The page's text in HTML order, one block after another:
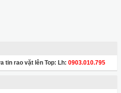
tin rao vặt lên Top: Lh: 0903.010.795